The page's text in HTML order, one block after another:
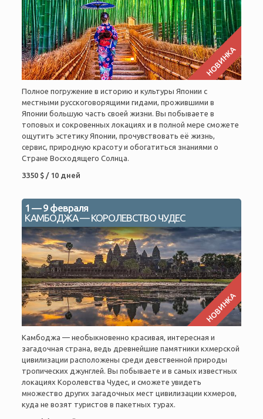
НОВИНКА
Полное погружение в историю и культуры Японии с
местными русскоговорящими гидами, прожившими в
Японии большую часть своей жизни. Вы побываете в
топовых и сокровенных локациях и в полной мере сможете
ощутить эстетику Японии, прочувствовать её жизнь,
сервис, природную красоту и обогатиться знаниями о
Стране Восходящего Солнца.
3350 $ / 10 дней
1 — 9 февраля
КАМБОДЖА — КОРОЛЕВСТВО ЧУДЕС
НОВИНКА
Камбоджа — необыкновенно красивая, интересная и
загадочная страна, ведь древнейшие памятники кхмерской
цивилизации расположены среди девственной природы
тропических джунглей. Вы побываете и в самых известных
локациях Королевства Чудес, и сможете увидеть
множество других загадочных мест цивилизации кхмеров,
куда не возят туристов в пакетных турах.